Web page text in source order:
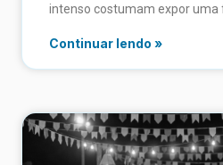
intenso costumam expor uma
Continuar lendo »